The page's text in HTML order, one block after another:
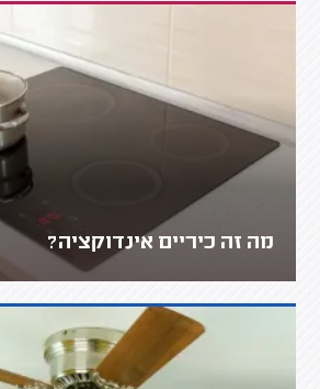
מה זה כיריים אינדוקציה?